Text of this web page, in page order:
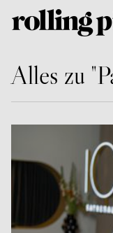
Alles zu